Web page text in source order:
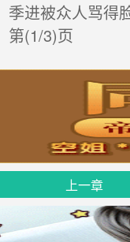
季进被众人骂得
第(1/3)页
上一章